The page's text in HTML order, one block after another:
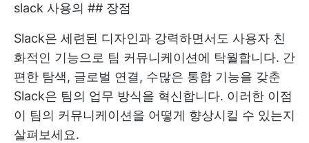
slack 사용의 ## 장점
Slack은 세련된 디자인과 강력하면서도 사용자 친
화적인 기능으로 팀 커뮤니케이션에 탁월합니다. 간
편한 탐색, 글로벌 연결, 수많은 통합 기능을 갖춘
Slack은 팀의 업무 방식을 혁신합니다. 이러한 이점
이 팀의 커뮤니케이션을 어떻게 향상시킬 수 있는지
살펴보세요.